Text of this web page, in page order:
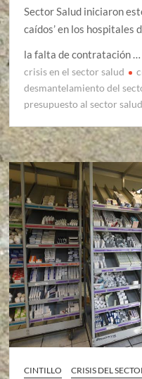
Sector Salud iniciaron
caídos’ en los hospitales
la falta de contratación …
crisis en el sector salud
desmantelamiento del
presupuesto al sector salud
CINTILLO CRISIS DEL